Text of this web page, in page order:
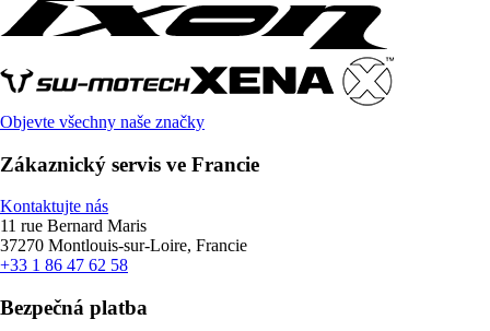
Objevte všechny naše značky
Zákaznický servis ve Francie
Kontaktujte nás
11 rue Bernard Maris
37270 Montlouis-sur-Loire, Francie
+33 1 86 47 62 58
Bezpečná platba